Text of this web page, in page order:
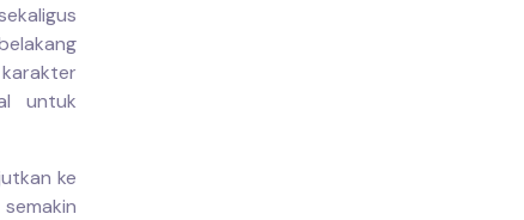
untuk
ke